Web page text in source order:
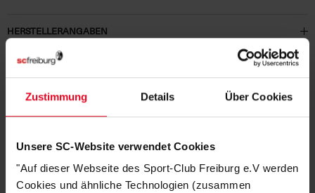
Zustimmung Details Über Cookies
Unsere SC-Website verwendet Cookies
"Auf dieser Webseite des Sport-Club Freiburg e.V werden
Cookies und ähnliche Technologien (zusammen
HERSTELLERANGABEN
KUNDENBEWERTUNGEN (2)
Artikelnummer: 24NFB5368-657
Logistiknummer: EM001122-001
DAS KÖNNTE DIR AUCH